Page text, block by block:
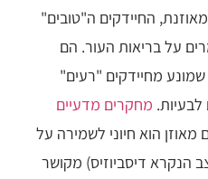
החיידקים ה"טובים"
על בריאות העור. הם
מחיידקים "רעים"
לבעיות. מחקרים מדעיים
מאוזן הוא חיוני לשמירה על
הנקרא דיסביוזיס) מקושר